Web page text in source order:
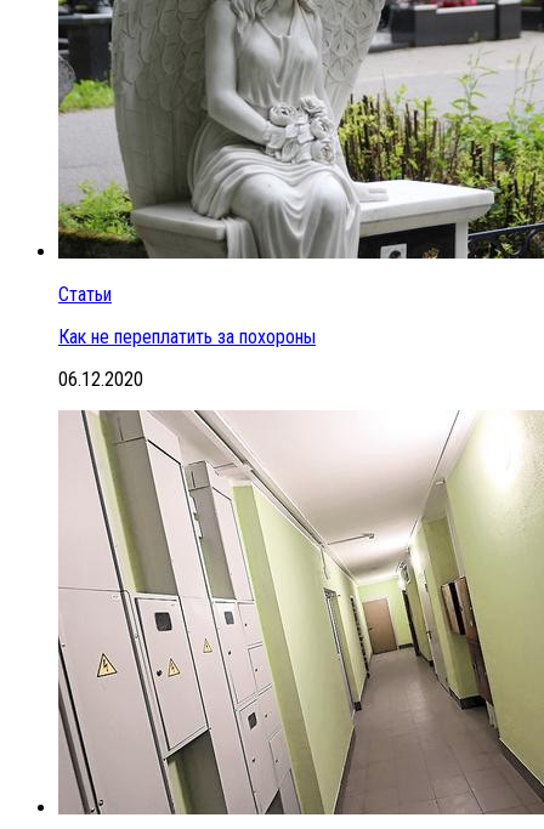
Статьи
Как не переплатить за похороны
06.12.2020